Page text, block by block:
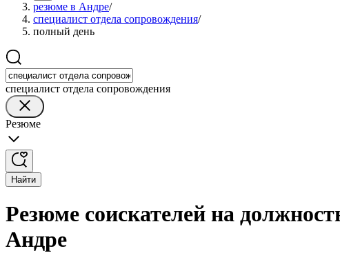
резюме в Андре/
специалист отдела сопровождения/
полный день
специалист отдела сопровождения
Резюме
Найти
Резюме соискателей на
Андре